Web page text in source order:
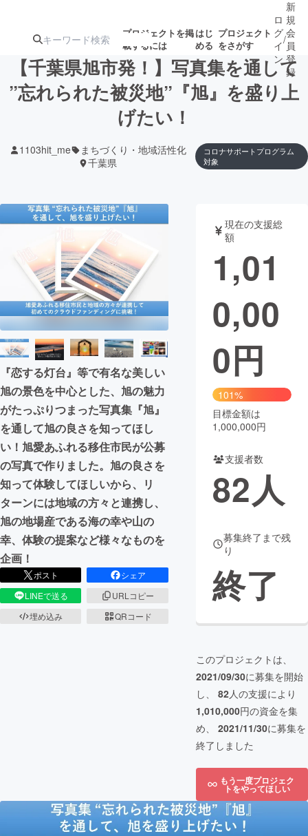
プロジェクトを掲
載するには
はじ
める
プロジェクト
をさがす
注目の新着プロ
ジェクト
募集終了が近いプ
テクノロジー・ガジェット ゲーム・サ
映像・映画 書籍・雑誌
ビジネス・起業
まちづくり・地域活性化
CAMPFIRE for Social Good
CAMPFIRE Creation
CAMPFIREふるさと納税machi-ya コミュニティ
ロ
グ
イ
ン
/
新
規
会
員
登
録
【千葉県旭市発！】写真集を通して
”忘れられた被災地”『旭』を盛り上
げたい！
1103hit_me
まちづくり・地域活性化
千葉県
コロナサポートプログラム
対象
『恋する灯台』等で有名な美しい
旭の景色を中心とした、旭の魅力
がたっぷりつまった写真集『旭』
を通して旭の良さを知ってほし
い！旭愛あふれる移住市民が公募
の写真で作りました。旭の良さを
知って体験してほしいから、リ
ターンには地域の方々と連携し、
旭の地場産である海の幸や山の
幸、体験の提案など様々なものを
企画！
ポスト
シェア
LINEで送る
URLコピー
埋め込み
QRコード
現在の支援総
額
1,01
0,00
0円
101%
目標金額は
1,000,000円
支援者数
82人
募集終了まで残
り
終了
このプロジェクトは、
2021/09/30に募集を開始
し、 82人の支援により
1,010,000円の資金を集
め、 2021/11/30に募集を
終了しました
もう一度プロジェク
トをやってほしい